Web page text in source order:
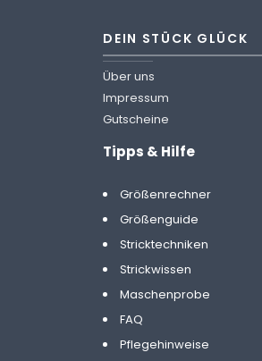
DEIN STÜCK GLÜCK
Über uns
Impressum
Gutscheine
Tipps & Hilfe
Größenrechner
Größenguide
Stricktechniken
Strickwissen
Maschenprobe
FAQ
Pflegehinweise